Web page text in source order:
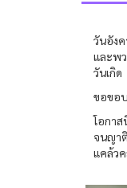
วันอัง
และพ
วันเกิด
ขอขอ
โอกา
จนญา
แคล้ว